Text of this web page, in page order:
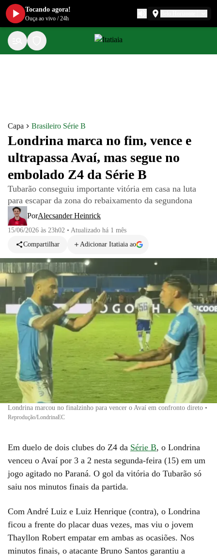
Capa Brasileiro Série B
Londrina marca no fim, vence e
ultrapassa Avaí, mas segue no
embolado Z4 da Série B
Tubarão conseguiu importante vitória em casa na luta
para escapar da zona do rebaixamento da segundona
PorAlecsander Heinrick
15/06/2026 às 23h02 • Atualizado há 1 mês
Compartilhar
Adicionar Itatiaia ao
Londrina marcou no finalzinho para vencer o Avaí em confronto direto •
Reprodução/LondrinaEC
Em duelo de dois clubes do Z4 da Série B, o Londrina
venceu o Avaí por 3 a 2 nesta segunda-feira (15) em um
jogo agitado no Paraná. O gol da vitória do Tubarão só
saiu nos minutos finais da partida.
Com André Luiz e Luiz Henrique (contra), o Londrina
ficou a frente do placar duas vezes, mas viu o jovem
Thayllon Robert empatar em ambas as ocasiões. Nos
minutos finais, o atacante Bruno Santos garantiu a
Tocando agora!
Ouça ao vivo /24h